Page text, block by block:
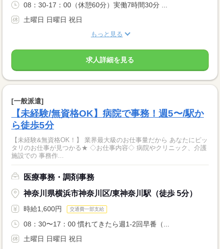
08：30-17：00（休憩60分）実働7時間30分 ...
土曜日 日曜日 祝日
もっと見る
求人詳細を見る
[一般派遣]
【未経験/無資格OK】病院で事務！週5〜/駅か
ら徒歩5分
【未経験&無資格OK！】 業界最大級のお仕事量だから あなたにピッ
タリのお仕事が見つかる★ ◇お仕事内容◇ 病院やクリニック、介護
施設での 事務作...
医療事務・調剤事務
神奈川県横浜市神奈川区/東神奈川駅（徒歩 5分）
時給1,600円 交通費一部支給
08：30〜17：00 慣れてきたら週1-2回早番（...
土曜日 日曜日 祝日